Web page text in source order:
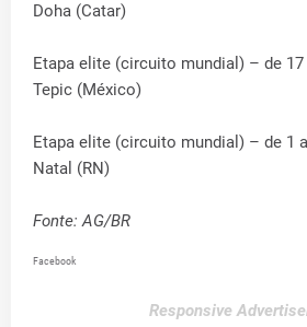
Doha (Catar)
Etapa elite (circuito mundial) – de 17
Tepic (México)
Etapa elite (circuito mundial) – de 1
Natal (RN)
Fonte: AG/BR
Facebook
Responsive